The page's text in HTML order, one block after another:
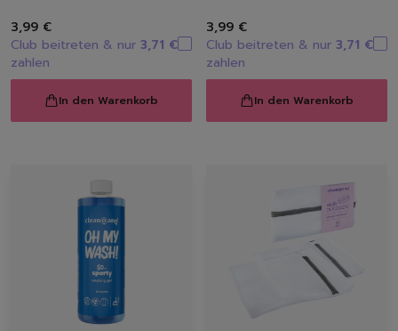
Schuhbürsten
Schuhcreme
Schuhimprägnierung
Duft | Kerzen
Lufterfrischer
Raumdüfte
Handschuhe
Müllbeutel | Eimer
Haushaltspapier
Tücher | Schwämme |
Mikrofaser-Tücher
3,99 €
Club beitreten & nur 3,71 €
zahlen
In den Warenkorb
3,99 €
Club beitreten & nur 3,71 €
zahlen
In den Warenkorb